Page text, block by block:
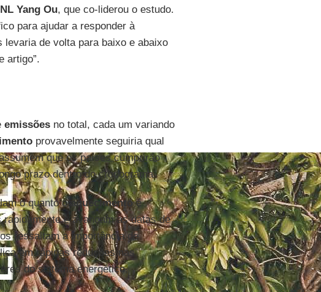
Yang Ou, que co-liderou o estudo.
para ajudar a responder à
levaria de volta para baixo e abaixo
artigo”.
emissõesno total, cada um variando
provavelmente seguiria qual
que os países cumprirão
prazo dentro do cronograma.
o quanto o aquecimentoé
e avançam as datas de
ressaltam a importância de
em rápidas reduções nas
do sistema energético,